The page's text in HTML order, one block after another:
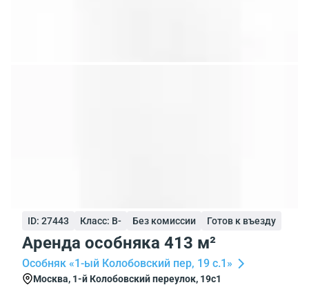
ID: 27443 Класс: B- Без комиссии Готов к въезду
Аренда особняка 413 м²
Особняк «1-ый Колобовский пер, 19 с.1»
Москва, 1-й Колобовский переулок, 19с1